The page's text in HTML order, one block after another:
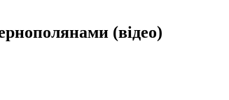
(відео)